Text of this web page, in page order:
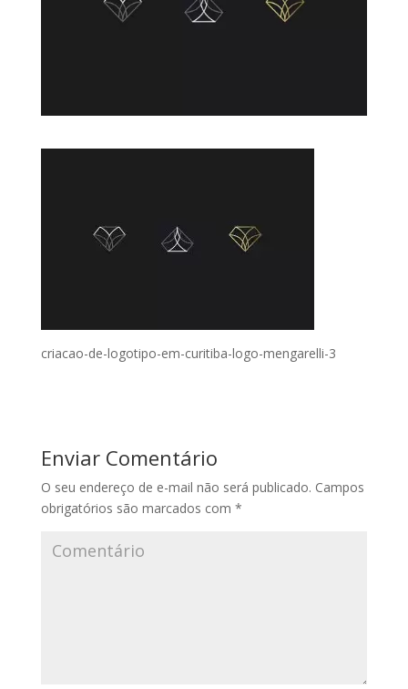
criacao-de-logotipo-em-curitiba-logo-mengarelli-3
Enviar Comentário
O seu endereço de e-mail não será publicado. Campos
obrigatórios são marcados com *